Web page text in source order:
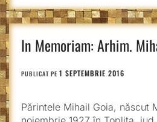
In Memoriam: Arhim.
PUBLICAT PE 1 SEPTEMBRIE 2016
Părintele Mihail Goia, născut